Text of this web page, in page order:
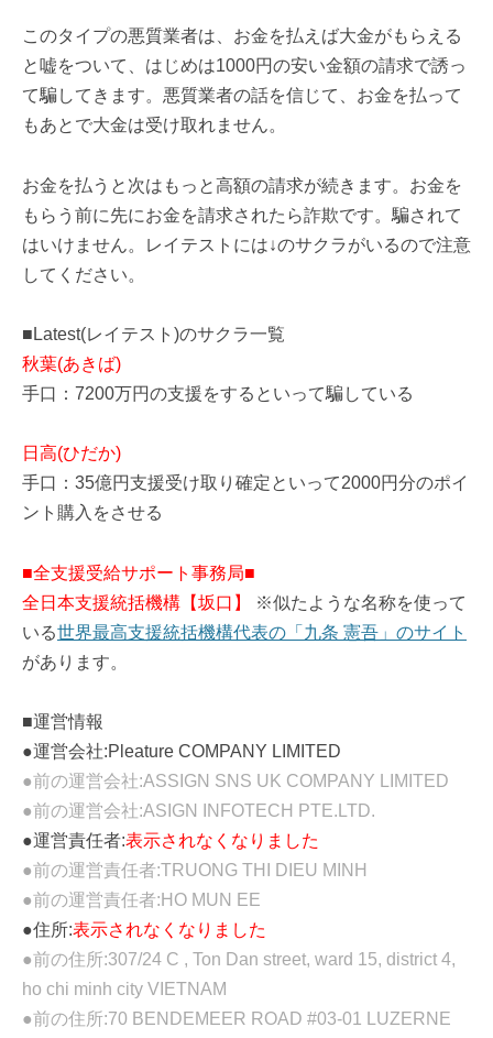
このタイプの悪質業者は、お金を払えば大金がもらえる
と嘘をついて、はじめは1000円の安い金額の請求で誘っ
て騙してきます。悪質業者の話を信じて、お金を払って
もあとで大金は受け取れません。
お金を払うと次はもっと高額の請求が続きます。お金を
もらう前に先にお金を請求されたら詐欺です。騙されて
はいけません。レイテストには↓のサクラがいるので注意
してください。
■Latest(レイテスト)のサクラ一覧
秋葉(あきば)
手口：7200万円の支援をするといって騙している
日高(ひだか)
手口：35億円支援受け取り確定といって2000円分のポイ
ント購入をさせる
■全支援受給サポート事務局■
全日本支援統括機構【坂口】
※似たような名称を使って
いる世界最高支援統括機構代表の「九条 憲吾」のサイト
があります。
■運営情報
●運営会社:Pleature COMPANY LIMITED
●前の運営会社:ASSIGN SNS UK COMPANY LIMITED
●前の運営会社:ASIGN INFOTECH PTE.LTD.
●運営責任者:表示されなくなりました
●前の運営責任者:TRUONG THI DIEU MINH
●前の運営責任者:HO MUN EE
●住所:表示されなくなりました
●前の住所:307/24 C , Ton Dan street, ward 15, district 4,
ho chi minh city VIETNAM
●前の住所:70 BENDEMEER ROAD #03-01 LUZERNE